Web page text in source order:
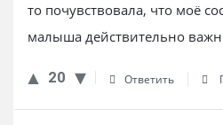
то почувствовала, что моё
малыша действительно
20 Ответить